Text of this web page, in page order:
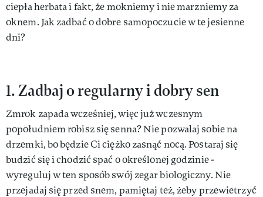
ciepła herbata i fakt, że mokniemy i nie marzniemy za
oknem. Jak zadbać o dobre samopoczucie w te jesienne
dni?
1. Zadbaj o regularny i dobry sen
Zmrok zapada wcześniej, więc już wczesnym
popołudniem robisz się senna? Nie pozwalaj sobie na
drzemki, bo będzie Ci ciężko zasnąć nocą. Postaraj się
budzić się i chodzić spać o określonej godzinie -
wyreguluj w ten sposób swój zegar biologiczny. Nie
przejadaj się przed snem, pamiętaj też, żeby przewietrzyć